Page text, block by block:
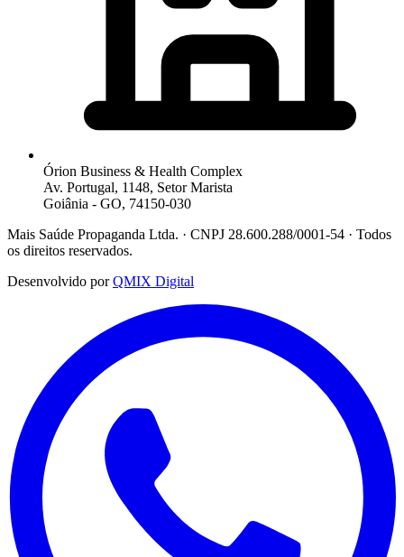
Órion Business & Health Complex
Av. Portugal, 1148, Setor Marista
Goiânia - GO, 74150-030
Mais Saúde Propaganda Ltda. · CNPJ 28.600.288/0001-54 · Todos
os direitos reservados.
Desenvolvido por QMIX Digital